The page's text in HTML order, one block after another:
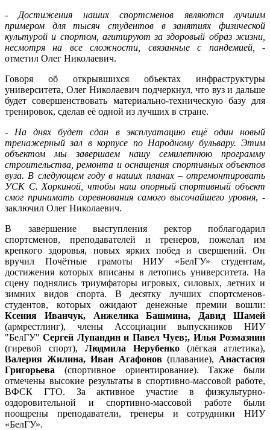
- Достижения наших спортсменов являются лучшим
примером для тысяч студентов в занятиях физической
культурой и спортом, агитируют за здоровый образ жизни,
несмотря на все сложности, связанные с пандемией, -
отметил Олег Николаевич.
Говоря об открывшихся объектах инфраструктуры
университета, Олег Николаевич подчеркнул, что вуз и дальше
будет совершенствовать материально-техническую базу для
тренировок, сделав её одной из лучших в стране.
- На днях будет сдан в эксплуатацию ещё один новый
тренажерный зал в корпусе по Народному бульвару. Этим
объектом мы завершаем нашу семилетнюю программу
строительства, ремонта и оснащения спортивных объектов
вуза. В следующем году в наших планах – отремонтировать
УСК С. Хоркиной, чтобы наш опорный спортивный объект
смог принимать соревнования самого высочайшего уровня, -
заключил Олег Николаевич.
В завершение выступления ректор поблагодарил
спортсменов, преподавателей и тренеров, пожелал им
крепкого здоровья, новых ярких побед и свершений. Он
вручил Почётные грамоты НИУ «БелГУ» студентам,
достижения которых вписаны в летопись университета. На
сцену поднялись триумфаторы игровых, силовых, летних и
зимних видов спорта. В десятку лучших спортсменов-
студентов, которых ожидают денежные премии вошли:
Ксения Иванчук, Анжелика Башмина, Давид Шамей
(армрестлинг), члены Ассоциации выпускников НИУ
"БелГУ"Сергей Лупандин и Павел Чуев;, Илья Розмазнин
(гиревой спорт), Людмила Нерубенко (лёгкая атлетика),
Валерия Жилина, Иван Агафонов(плавание), Анастасия
Григорьева (спортивное ориентирование). Также были
отмечены высокие результаты в спортивно-массовой работе,
ВФСК ГТО. За активное участие в физкультурно-
оздоровительной и спортивно-массовой работе были
поощрены преподаватели, тренеры и сотрудники НИУ
«БелГУ».